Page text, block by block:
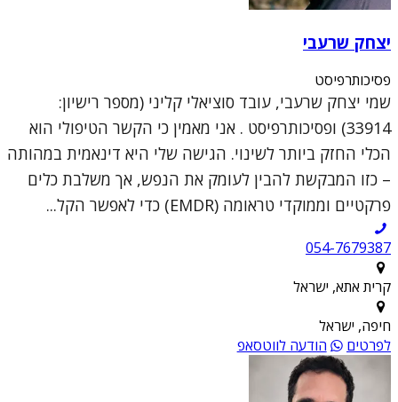
יצחק שרעבי
פסיכותרפיסט
שמי יצחק שרעבי, עובד סוציאלי קליני (מספר רישיון:
33914) ופסיכותרפיסט . אני מאמין כי הקשר הטיפולי הוא
הכלי החזק ביותר לשינוי. הגישה שלי היא דינאמית במהותה
– כזו המבקשת להבין לעומק את הנפש, אך משלבת כלים
פרקטיים וממוקדי טראומה (EMDR) כדי לאפשר הקל...
054-7679387
קרית אתא, ישראל
חיפה, ישראל
לפרטים
הודעה לווטסאפ